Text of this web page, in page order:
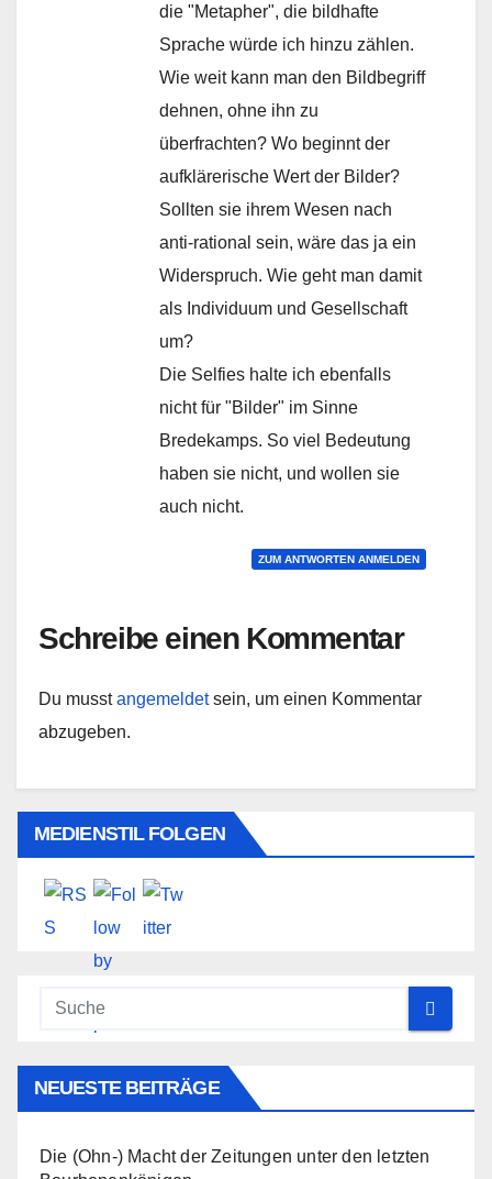
die "Metapher", die bildhafte
Sprache würde ich hinzu zählen.
Wie weit kann man den Bildbegriff
dehnen, ohne ihn zu
überfrachten? Wo beginnt der
aufklärerische Wert der Bilder?
Sollten sie ihrem Wesen nach
anti-rational sein, wäre das ja ein
Widerspruch. Wie geht man damit
als Individuum und Gesellschaft
um?
Die Selfies halte ich ebenfalls
nicht für "Bilder" im Sinne
Bredekamps. So viel Bedeutung
haben sie nicht, und wollen sie
auch nicht.
ZUM ANTWORTEN ANMELDEN
Schreibe einen Kommentar
Du musstangemeldetsein, um einen Kommentar
abzugeben.
MEDIENSTIL FOLGEN
NEUESTE BEITRÄGE
Die (Ohn-) Macht der Zeitungen unter den letzten